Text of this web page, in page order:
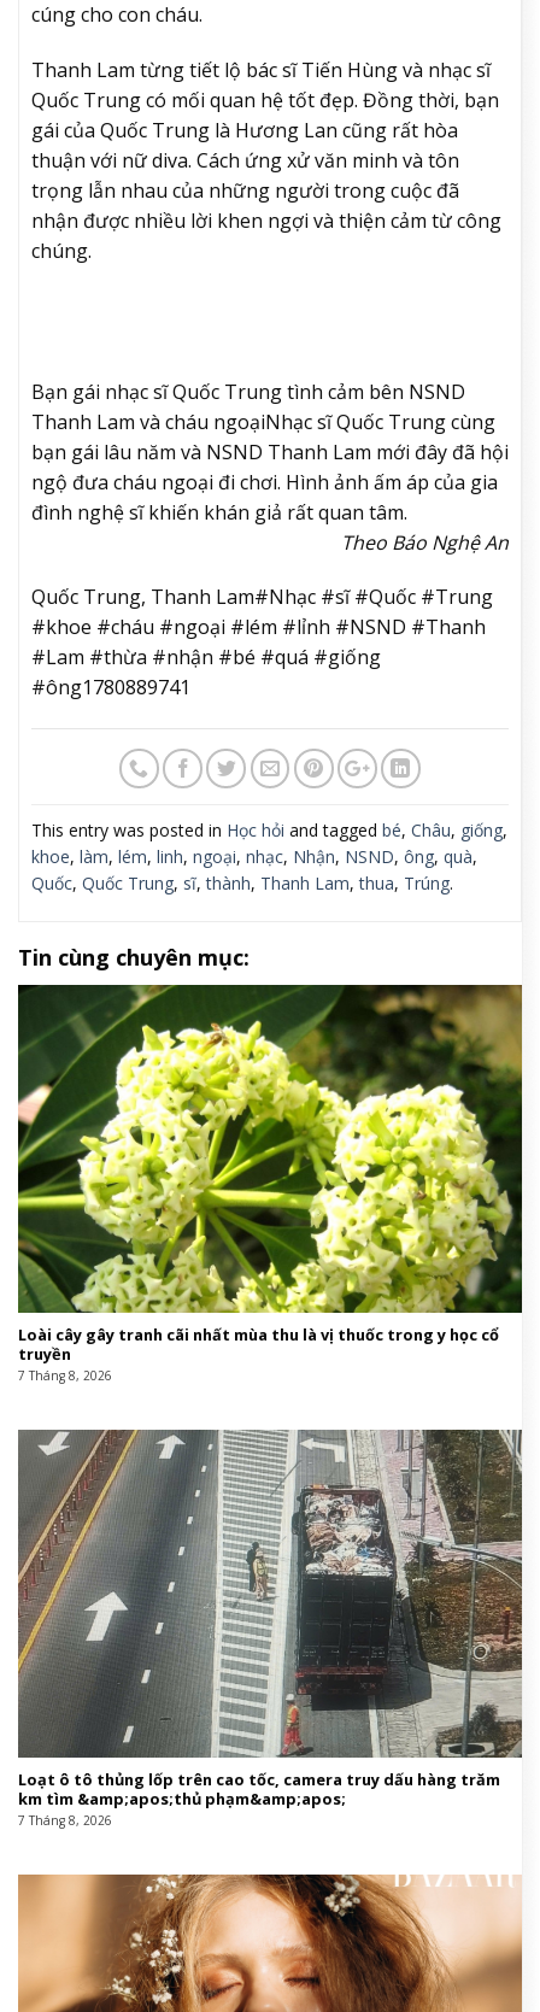
cúng cho con cháu.
Thanh Lam từng tiết lộ bác sĩ Tiến Hùng và nhạc sĩ
Quốc Trung có mối quan hệ tốt đẹp. Đồng thời, bạn
gái của Quốc Trung là Hương Lan cũng rất hòa
thuận với nữ diva. Cách ứng xử văn minh và tôn
trọng lẫn nhau của những người trong cuộc đã
nhận được nhiều lời khen ngợi và thiện cảm từ công
chúng.
Bạn gái nhạc sĩ Quốc Trung tình cảm bên NSND
Thanh Lam và cháu ngoạiNhạc sĩ Quốc Trung cùng
bạn gái lâu năm và NSND Thanh Lam mới đây đã hội
ngộ đưa cháu ngoại đi chơi. Hình ảnh ấm áp của gia
đình nghệ sĩ khiến khán giả rất quan tâm.
Theo Báo Nghệ An
Quốc Trung, Thanh Lam#Nhạc #sĩ #Quốc #Trung
#khoe #cháu #ngoại #lém #lỉnh #NSND #Thanh
#Lam #thừa #nhận #bé #quá #giống
#ông1780889741
This entry was posted in Học hỏi and tagged bé, Châu, giống,
khoe, làm, lém, linh, ngoại, nhạc, Nhận, NSND, ông, quà,
Quốc, Quốc Trung, sĩ,thành, Thanh Lam,thua, Trúng.
Tin cùng chuyên mục:
Loài cây gây tranh cãi nhất mùa thu là vị thuốc trong y học cổ
truyền
7 Tháng 8, 2026
Loạt ô tô thủng lốp trên cao tốc, camera truy dấu hàng trăm
km tìm &amp;apos;thủ phạm&amp;apos;
7 Tháng 8, 2026